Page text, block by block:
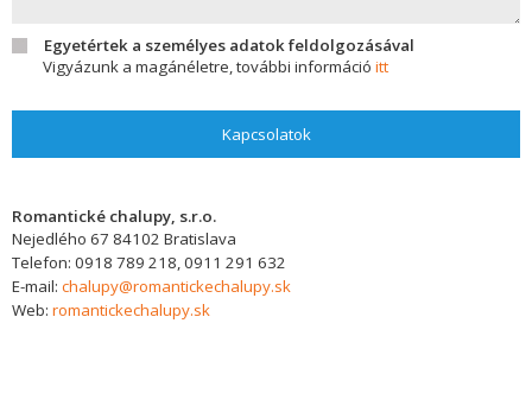
Egyetértek a személyes adatok feldolgozásával
Vigyázunk a magánéletre, további információ itt
Kapcsolatok
Romantické chalupy, s.r.o.
Nejedlého 67 84102 Bratislava
Telefon: 0918 789 218, 0911 291 632
E-mail: chalupy@romantickechalupy.sk
Web: romantickechalupy.sk